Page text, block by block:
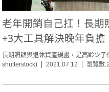
老年開銷自己扛！長
+3大工具解決晚年負擔
長期照顧與退休資產規畫，是高齡少
shutterstock)
2021.07.12 瀏覽數